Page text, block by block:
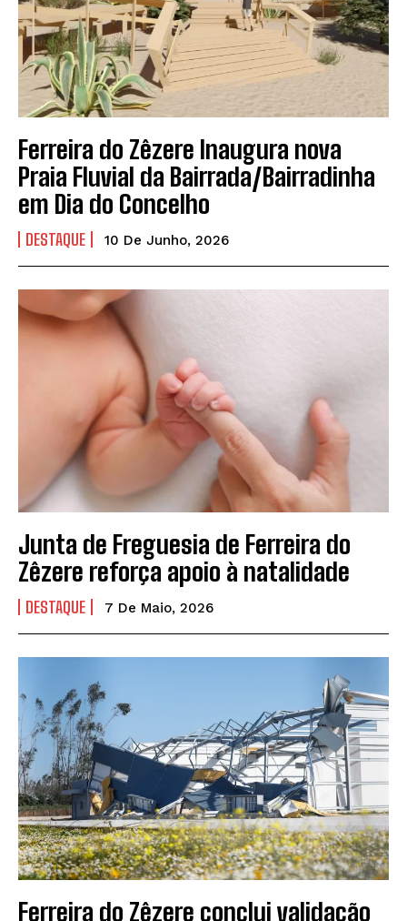
Ferreira do Zêzere Inaugura nova
Praia Fluvial da Bairrada/Bairradinha
em Dia do Concelho
DESTAQUE 10 De Junho, 2026
Junta de Freguesia de Ferreira do
Zêzere reforça apoio à natalidade
DESTAQUE 7 De Maio, 2026
Ferreira do Zêzere conclui validação